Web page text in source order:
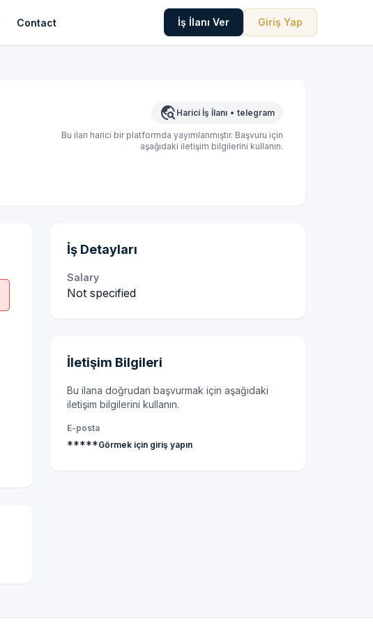
Contact İş İlanı Ver Giriş Yap
travel_explore Harici İş İlanı • telegram
Bu ilan harici bir platformda yayımlanmıştır. Başvuru için
aşağıdaki iletişim bilgilerini kullanın.
İş Detayları
Salary
Not specified
İletişim Bilgileri
Bu ilana doğrudan başvurmak için aşağıdaki
iletişim bilgilerini kullanın.
E-posta
*****Görmek için giriş yapın